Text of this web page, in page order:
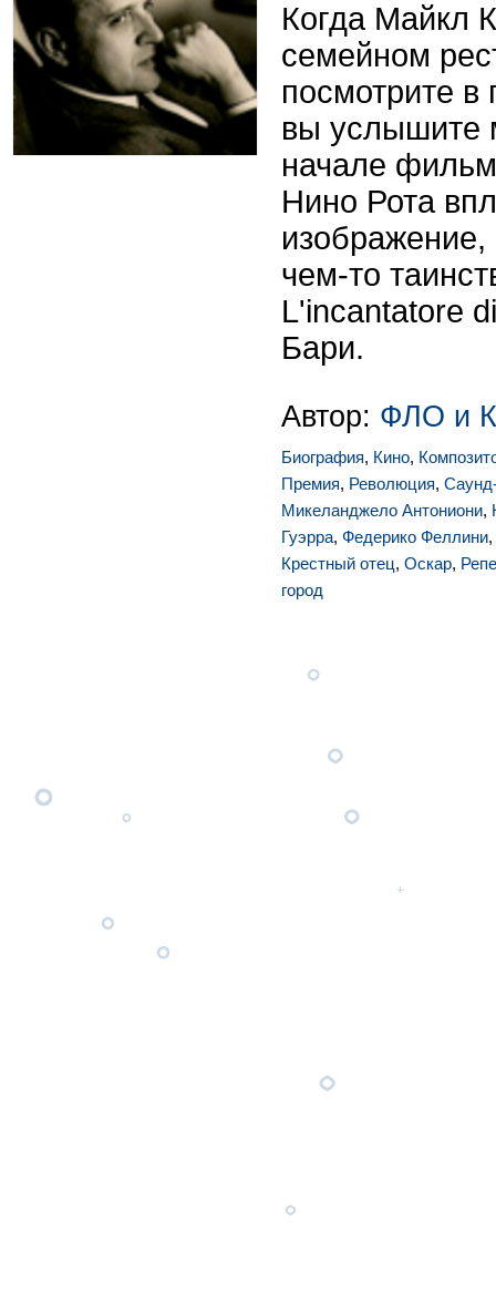
Когда Майкл
семейном
посмотрите в
вы услышите
начале
Нино Рота
изображение,
чем-то
L'incantatore
Бари.
Автор: ФЛО и
Биография, Кино,
Премия, Революция,
Микеланджело Антониони,
Гуэрра, Федерико Феллини,
Крестный отец, Оскар,
город